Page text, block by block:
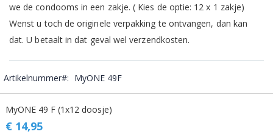
we de condooms in een zakje. ( Kies de optie: 12 x 1 zakje)
Wenst u toch de originele verpakking te ontvangen, dan kan
dat. U betaalt in dat geval wel verzendkosten.
Artikelnummer MyONE 49F
productitems
MyONE 49 F (1x12 doosje)
€ 14,95